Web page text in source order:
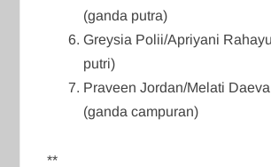
(ganda putra)
Greysia Polii/Apriyani
putri)
Praveen Jordan/Melati
(ganda campuran)
**